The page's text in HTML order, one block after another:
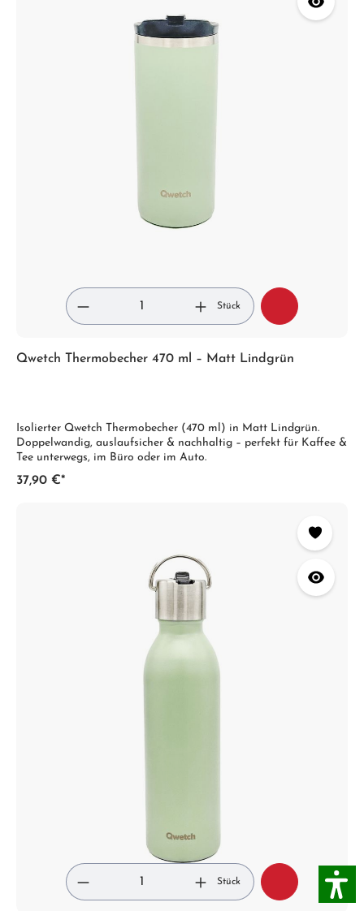
Stück
Qwetch Thermobecher 470 ml – Matt Lindgrün
Isolierter Qwetch Thermobecher (470 ml) in Matt Lindgrün.
Doppelwandig, auslaufsicher & nachhaltig – perfekt für Kaffee &
Tee unterwegs, im Büro oder im Auto.
37,90 €*
Stück